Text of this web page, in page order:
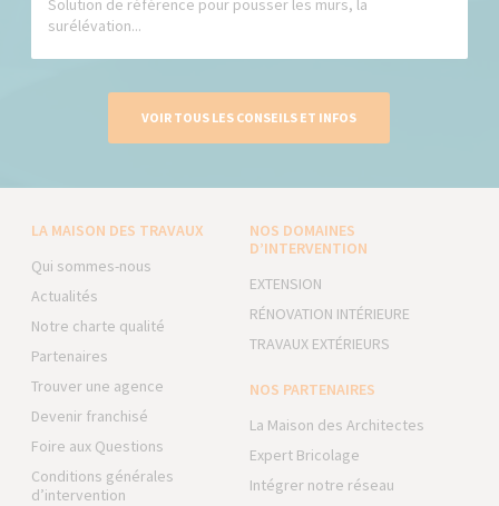
Solution de référence pour pousser les murs, la
surélévation...
VOIR TOUS LES CONSEILS ET INFOS
LA MAISON DES TRAVAUX
Qui sommes-nous
Actualités
Notre charte qualité
Partenaires
Trouver une agence
Devenir franchisé
Foire aux Questions
Conditions générales
d’intervention
NOS DOMAINES
D’INTERVENTION
EXTENSION
RÉNOVATION INTÉRIEURE
TRAVAUX EXTÉRIEURS
NOS PARTENAIRES
La Maison des Architectes
Expert Bricolage
Intégrer notre réseau